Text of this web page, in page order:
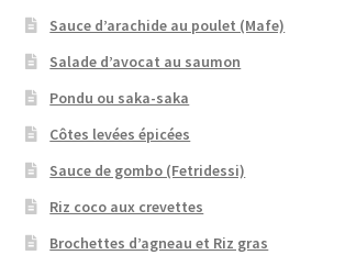
Sauce d’arachide au poulet (Mafe)
Salade d’avocat au saumon
Pondu ou saka-saka
Côtes levées épicées
Sauce de gombo (Fetridessi)
Riz coco aux crevettes
Brochettes d’agneau et Riz gras